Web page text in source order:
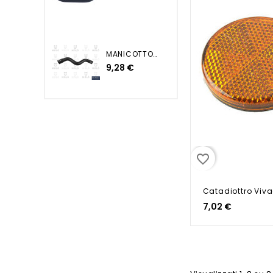
MANICOTTO SUPERIORE...
9,28 €
favorite_border
7,02 €